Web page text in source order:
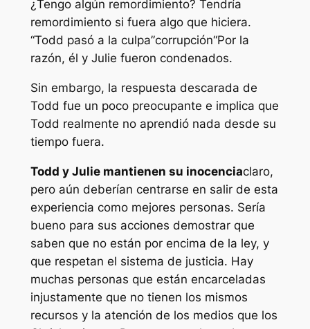
¿Tengo algún remordimiento? Tendría
remordimiento si fuera algo que hiciera.
“Todd pasó a la culpa”corrupción“Por la
razón, él y Julie fueron condenados.
Sin embargo, la respuesta descarada de
Todd fue un poco preocupante e implica que
Todd realmente no aprendió nada desde su
tiempo fuera.
Todd y Julie mantienen su inocenciaclaro,
pero aún deberían centrarse en salir de esta
experiencia como mejores personas. Sería
bueno para sus acciones demostrar que
saben que no están por encima de la ley, y
que respetan el sistema de justicia. Hay
muchas personas que están encarceladas
injustamente que no tienen los mismos
recursos y la atención de los medios que los